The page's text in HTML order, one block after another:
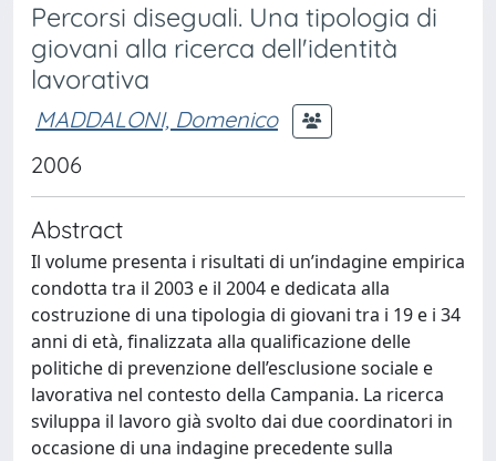
Percorsi diseguali. Una tipologia di
giovani alla ricerca dell'identità
lavorativa
MADDALONI, Domenico
2006
Abstract
Il volume presenta i risultati di un’indagine empirica
condotta tra il 2003 e il 2004 e dedicata alla
costruzione di una tipologia di giovani tra i 19 e i 34
anni di età, finalizzata alla qualificazione delle
politiche di prevenzione dell’esclusione sociale e
lavorativa nel contesto della Campania. La ricerca
sviluppa il lavoro già svolto dai due coordinatori in
occasione di una indagine precedente sulla